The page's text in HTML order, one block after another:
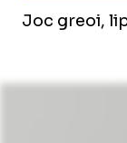
Joc greoi,